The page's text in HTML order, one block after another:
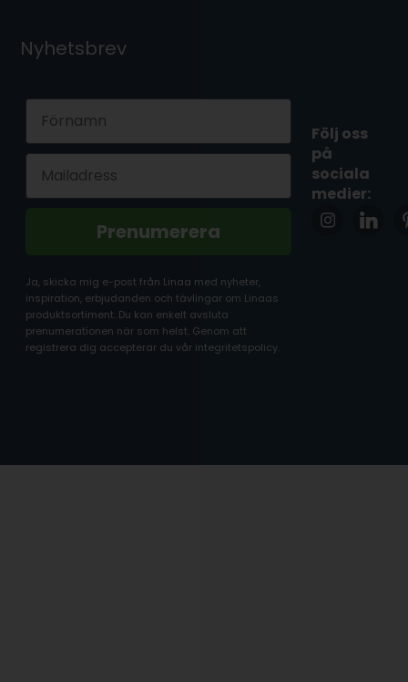
Nyhetsbrev
Prenumerera
Ja, skicka mig e-post från Linaa med nyheter,
inspiration, erbjudanden och tävlingar om Linaas
produktsortiment. Du kan enkelt avsluta
prenumerationen när som helst. Genom att
registrera dig accepterar du vår integritetspolicy.
Följ oss
på
sociala
medier: